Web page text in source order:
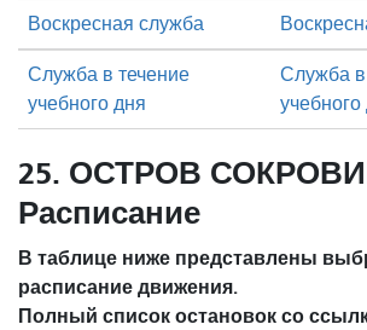
Воскресная служба
Служба в течение
учебного дня
Служба в
учебного
25. ОСТРОВ
Расписание
В таблице ниже представлены
расписание движения.
Полный список остановок со